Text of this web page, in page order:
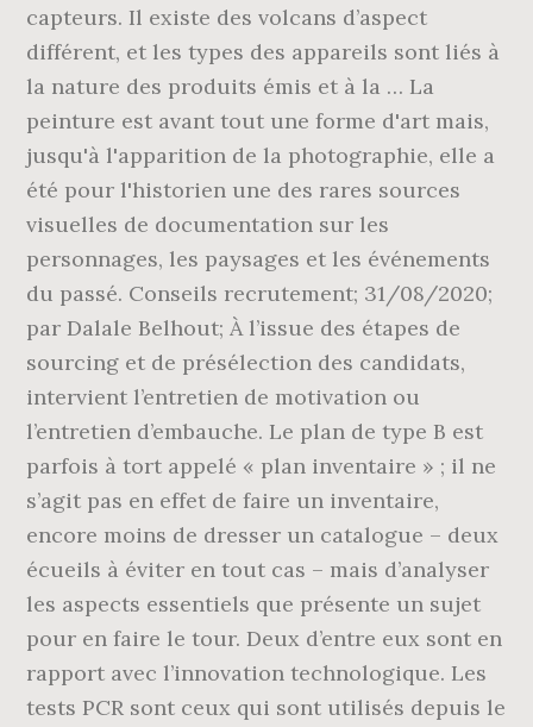
capteurs. Il existe des volcans d’aspect
différent, et les types des appareils sont liés à
la nature des produits émis et à la … La
peinture est avant tout une forme d'art mais,
jusqu'à l'apparition de la photographie, elle a
été pour l'historien une des rares sources
visuelles de documentation sur les
personnages, les paysages et les événements
du passé. Conseils recrutement; 31/08/2020;
par Dalale Belhout; À l’issue des étapes de
sourcing et de présélection des candidats,
intervient l’entretien de motivation ou
l’entretien d’embauche. Le plan de type B est
parfois à tort appelé « plan inventaire » ; il ne
s’agit pas en effet de faire un inventaire,
encore moins de dresser un catalogue – deux
écueils à éviter en tout cas – mais d’analyser
les aspects essentiels que présente un sujet
pour en faire le tour. Deux d’entre eux sont en
rapport avec l’innovation technologique. Les
tests PCR sont ceux qui sont utilisés depuis le